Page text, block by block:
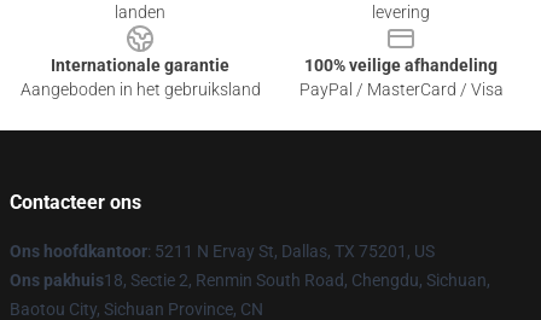
landen
levering
Internationale garantie
Aangeboden in het gebruiksland
100% veilige afhandeling
PayPal / MasterCard / Visa
Contacteer ons
Ons hoofdkantoor: 5211 N Ervay St, Dallas, TX 75201, US
Ons pakhuis18, Sectie 2, Renmin South Road, Chengdu, Sichuan,
Baotou City, Sichuan Province, CN